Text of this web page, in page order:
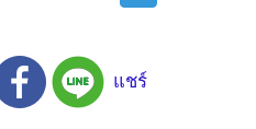
แชร์